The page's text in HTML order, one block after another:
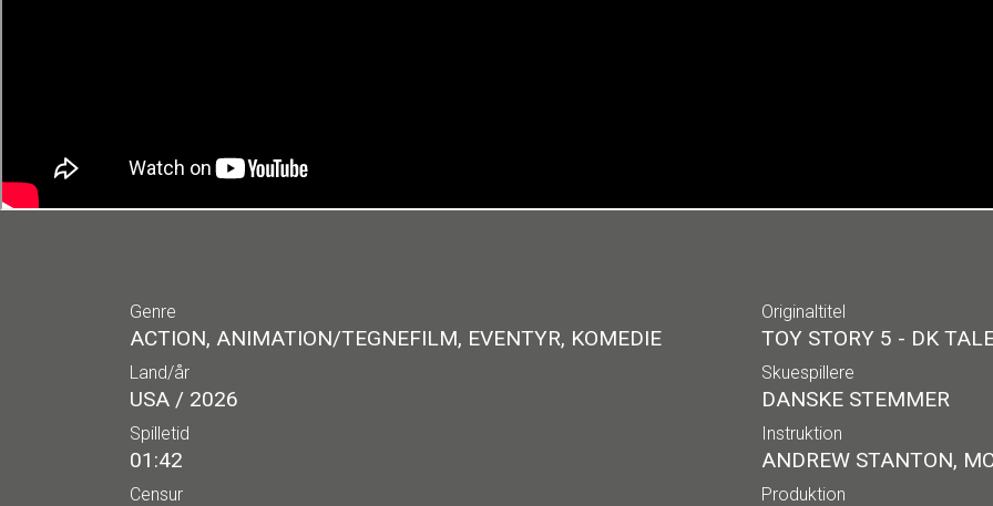
Genre
ACTION, ANIMATION/TEGNEFILM, EVENTYR, KOMEDIE
Land/år
USA / 2026
Spilletid
01:42
Censur
Originaltitel
TOY STORY 5 - DK
Skuespillere
DANSKE STEMMER
Instruktion
ANDREW STANTON,
Produktion